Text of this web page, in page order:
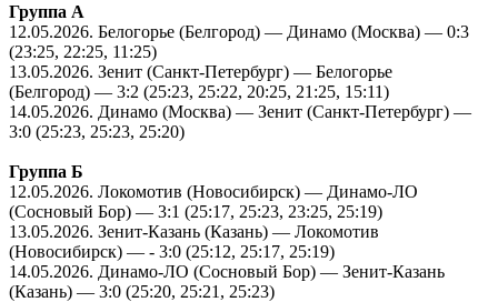
Группа А
12.05.2026. Белогорье (Белгород) — Динамо (Москва) — 0:3
(23:25, 22:25, 11:25)
13.05.2026. Зенит (Санкт-Петербург) — Белогорье
(Белгород) — 3:2 (25:23, 25:22, 20:25, 21:25, 15:11)
14.05.2026. Динамо (Москва) — Зенит (Санкт-Петербург) —
3:0 (25:23, 25:23, 25:20)
Группа Б
12.05.2026. Локомотив (Новосибирск) — Динамо-ЛО
(Сосновый Бор) — 3:1 (25:17, 25:23, 23:25, 25:19)
13.05.2026. Зенит-Казань (Казань) — Локомотив
(Новосибирск) — - 3:0 (25:12, 25:17, 25:19)
14.05.2026. Динамо-ЛО (Сосновый Бор) — Зенит-Казань
(Казань) — 3:0 (25:20, 25:21, 25:23)